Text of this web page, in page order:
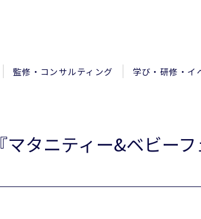
監修・コンサルティング 学び・研修・イ
『マタニティー&ベビー